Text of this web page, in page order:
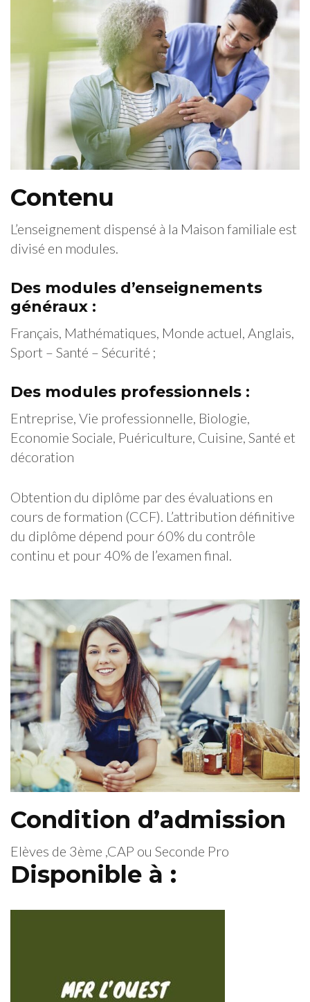
Contenu
L’enseignement dispensé à la Maison familiale est
divisé en modules.
Des modules d’enseignements
généraux :
Français, Mathématiques, Monde actuel, Anglais,
Sport – Santé – Sécurité ;
Des modules professionnels :
Entreprise, Vie professionnelle, Biologie,
Economie Sociale, Puériculture, Cuisine, Santé et
décoration
Obtention du diplôme par des évaluations en
cours de formation (CCF). L’attribution définitive
du diplôme dépend pour 60% du contrôle
continu et pour 40% de l’examen final.
Condition d’admission
Elèves de 3ème ,CAP ou Seconde Pro
Disponible à :